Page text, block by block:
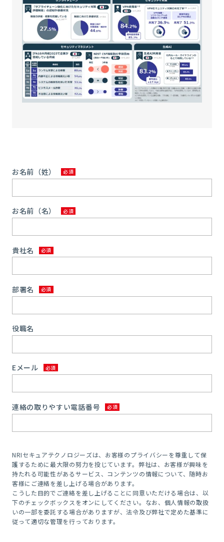
お名前（姓）
お名前（名）
貴社名
部署名
役職名
Eメール
連絡の取りやすい電話番号
NRIセキュアテクノロジーズは、お客様のプライバシーを尊重して保
護するために最大限の努力を投じています。弊社は、お客様が興味を
持たれる可能性があるサービス、コンテンツの情報について、随時お
客様にご連絡を差し上げる場合があります。
こうした目的でご連絡を差し上げることに同意いただける場合は、以
下のチェックボックスをオンにしてください。なお、個人情報の取扱
いの一部を委託する場合がありますが、法令及び弊社で定めた基準に
従って適切な管理を行っております。